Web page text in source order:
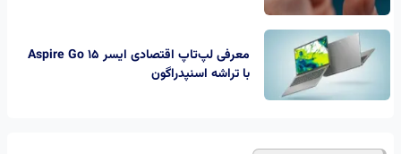
معرفی لپ‌تاپ اقتصادی ایسر Aspire Go 15
با تراشه اسنپدراگون